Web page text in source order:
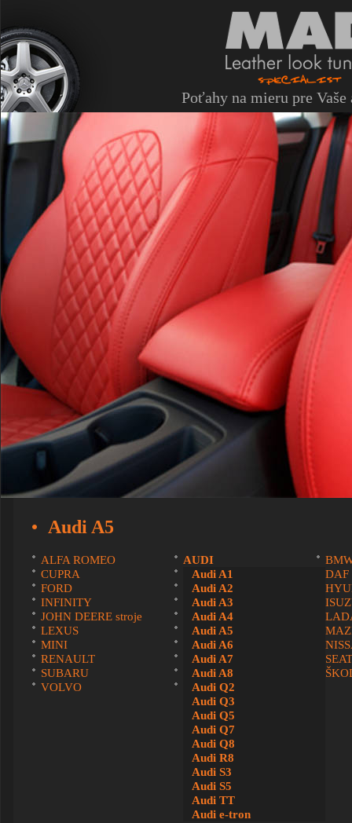
Poťahy na mieru pre Vaše
Audi A5
ALFA ROMEO
AUDI
Audi A1
Audi A2
Audi A3
Audi A4
Audi A5
Audi A6
Audi A7
Audi A8
Audi Q2
Audi Q3
Audi Q5
Audi Q7
Audi Q8
Audi R8
Audi S3
Audi S5
Audi TT
Audi e-tron
CUPRA
DACIA
DAF
FORD
HONDA
INFINITY
IVECO
JOHN DEERE stroje
KIA
LEXUS
MAN
MINI
MITSUBISHI
RENAULT
SCANIA
SEAT
SUBARU
SUZUKI
VOLVO
VOLKSWAGEN